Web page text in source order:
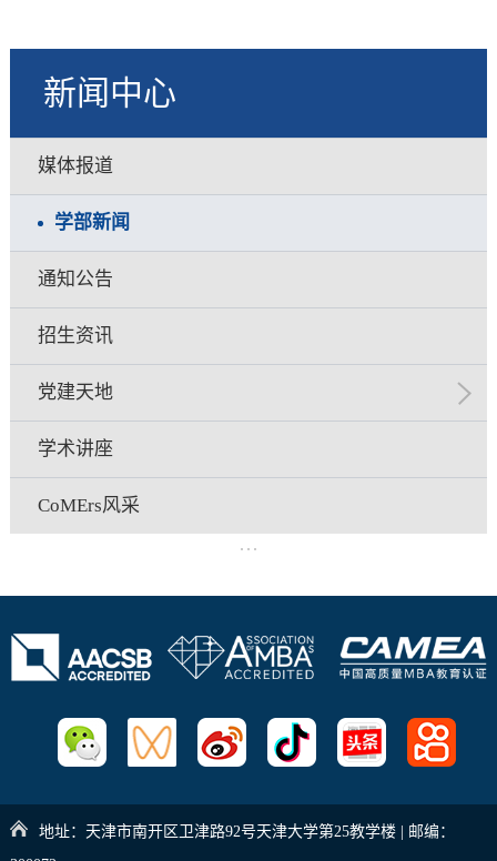
新闻中心
媒体报道
学部新闻
通知公告
招生资讯
党建天地
学术讲座
CoMErs风采
地址：天津市南开区卫津路92号天津大学第25教学楼 | 邮编：